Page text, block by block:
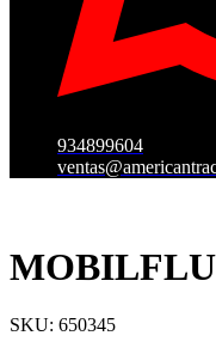
934899604
SKU: 650345